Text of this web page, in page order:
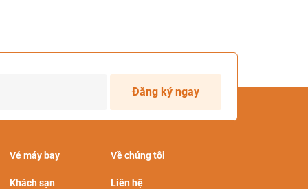
Đăng ký ngay
Vé máy bay
Khách sạn
Về chúng tôi
Liên hệ